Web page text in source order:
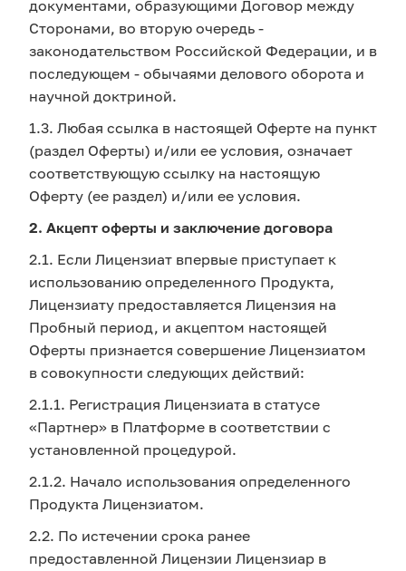
документами, образующими Договор между
Сторонами, во вторую очередь -
законодательством Российской Федерации, и в
последующем - обычаями делового оборота и
научной доктриной.
1.3. Любая ссылка в настоящей Оферте на пункт
(раздел Оферты) и/или ее условия, означает
соответствующую ссылку на настоящую
Оферту (ее раздел) и/или ее условия.
2. Акцепт оферты и заключение договора
2.1. Если Лицензиат впервые приступает к
использованию определенного Продукта,
Лицензиату предоставляется Лицензия на
Пробный период, и акцептом настоящей
Оферты признается совершение Лицензиатом
в совокупности следующих действий:
2.1.1. Регистрация Лицензиата в статусе
«Партнер» в Платформе в соответствии с
установленной процедурой.
2.1.2. Начало использования определенного
Продукта Лицензиатом.
2.2. По истечении срока ранее
предоставленной Лицензии Лицензиар в